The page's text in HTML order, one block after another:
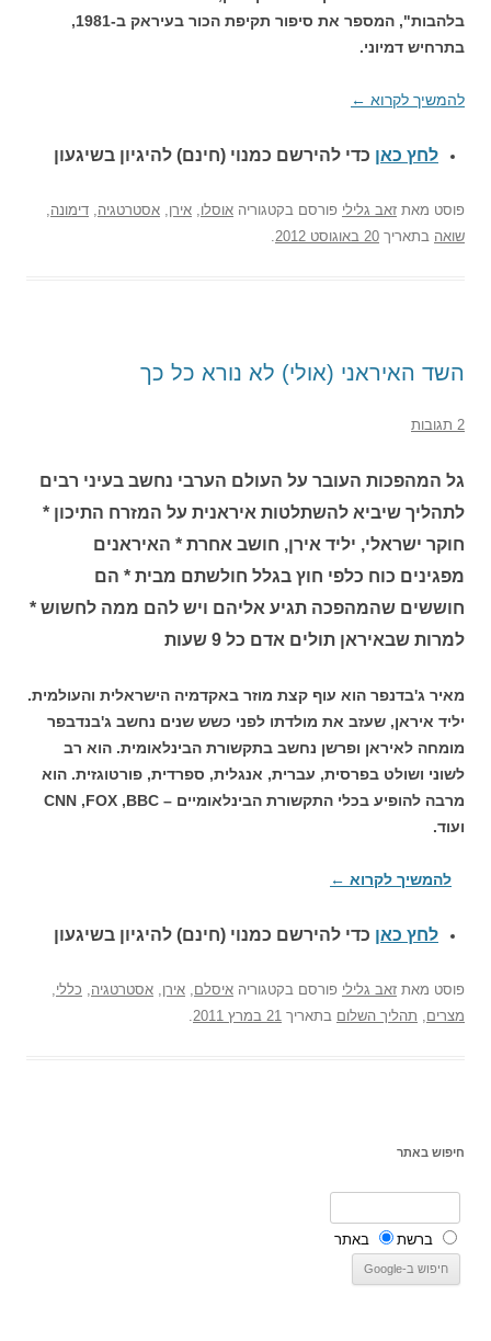
בלהבות", המספר את סיפור תקיפת הכור בעיראק ב-1981,
בתרחיש דמיוני.
להמשיך לקרוא ←
לחץ כאן כדי להירשם כמנוי (חינם) להיגיון בשיגעון
פוסט מאת זאב גלילי פורסם בקטגוריה אוסלו, אירן, אסטרטגיה, דימונה,
שואה בתאריך 20 באוגוסט 2012 .
השד האיראני (אולי) לא נורא כל כך
2 תגובות
גל המהפכות העובר על העולם הערבי נחשב בעיני רבים
לתהליך שיביא להשתלטות איראנית על המזרח התיכון *
חוקר ישראלי, יליד אירן, חושב אחרת * האיראנים
מפגינים כוח כלפי חוץ בגלל חולשתם מבית * הם
חוששים שהמהפכה תגיע אליהם ויש להם ממה לחשוש *
למרות שבאיראן תולים אדם כל 9 שעות
מאיר ג'בדנפר הוא עוף קצת מוזר באקדמיה הישראלית והעולמית.
יליד איראן, שעזב את מולדתו לפני כשש שנים נחשב ג'בנדבפר
מומחה לאיראן ופרשן נחשב בתקשורת הבינלאומית. הוא רב
לשוני ושולט בפרסית, עברית, אנגלית, ספרדית, פורטוגזית. הוא
מרבה להופיע בכלי התקשורת הבינלאומיים – CNN ,FOX ,BBC
ועוד.
להמשיך לקרוא ←
לחץ כאן כדי להירשם כמנוי (חינם) להיגיון בשיגעון
פוסט מאת זאב גלילי פורסם בקטגוריה איסלם, אירן, אסטרטגיה, כללי,
מצרים, תהליך השלום בתאריך 21 במרץ 2011 .
חיפוש באתר
ברשת באתר